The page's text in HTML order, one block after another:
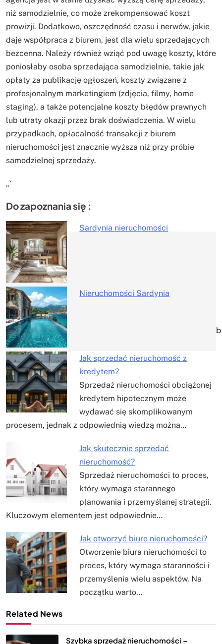
niż samodzielnie, co może zrekompensować koszt
prowizji. Dodatkowo, oszczędność czasu i nerwów, jakie
daje współpraca z biurem, jest dla wielu sprzedających
bezcenna. Należy również wziąć pod uwagę koszty, które
poniosłaby osoba sprzedająca samodzielnie, takie jak
opłaty za publikację ogłoszeń, koszty związane z
profesjonalnym marketingiem (zdjęcia, filmy, home
staging), a także potencjalne koszty błędów prawnych
lub utraty okazji przez brak doświadczenia. W wielu
przypadkach, opłacalność transakcji z biurem
nieruchomości jest znacznie wyższa niż przy próbie
samodzielnej sprzedaży.
„`
Do zapoznania się :
Sardynia nieruchomości
Nieruchomości Sardynia
Jak sprzedać nieruchomość z
kredytem?
Sprzedaż nieruchomości obciążonej
kredytem hipotecznym może
wydawać się skomplikowanym
procesem, jednak z odpowiednią wiedzą można…
Jak skutecznie sprzedać
nieruchomość?
Sprzedaż nieruchomości to proces,
który wymaga starannego
planowania i przemyślanej strategii.
Kluczowym elementem jest odpowiednie…
Jak otworzyć biuro nieruchomości?
Otworzenie biura nieruchomości to
proces, który wymaga staranności i
przemyślenia wielu aspektów. Na
początku warto…
Nawigacja
wpisu
Related News
Szybka sprzedaż nieruchomości –